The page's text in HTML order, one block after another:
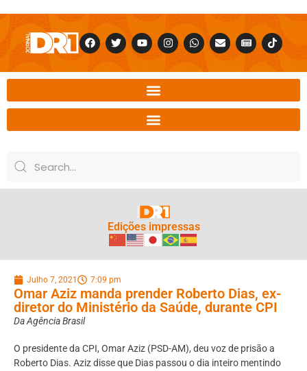
Edições impressas
Julho 7, 2021 7:09 pm
Omar Aziz manda prender Roberto Dias, ex-
diretor do Ministério da Saúde, durante CPI
Da Agência Brasil
O presidente da CPI, Omar Aziz (PSD-AM), deu voz de prisão a
Roberto Dias. Aziz disse que Dias passou o dia inteiro mentindo